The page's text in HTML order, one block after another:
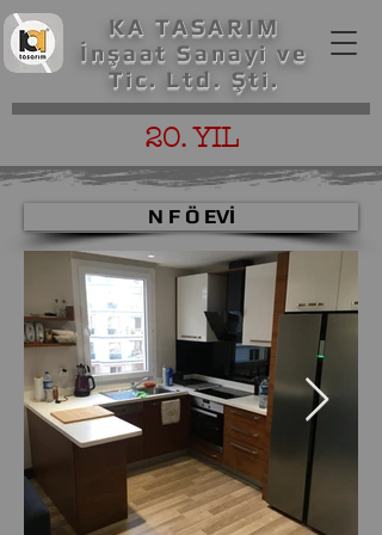
KA TASARIM
İnşaat Sanayi ve
Tic. Ltd. Şti.
20. YIL
N F Ö EVİ